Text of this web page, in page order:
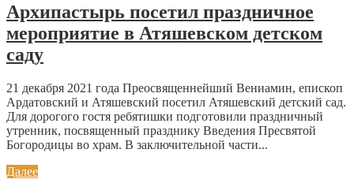
Архипастырь посетил праздничное
мероприятие в Атяшевском детском
саду
21 декабря 2021 года Преосвященнейший Вениамин, епископ
Ардатовский и Атяшевский посетил Атяшевский детский сад.
Для дорогого гостя ребятишки подготовили праздничный
утренник, посвященный празднику Введения Пресвятой
Богородицы во храм. В заключительной части...
Далее